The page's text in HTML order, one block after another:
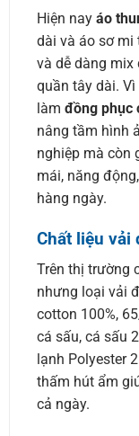
Hiện nay áo
dài và áo sơ mi
và dễ dàng mix
quần tây dài.
làm đồng phục
nâng tầm hình
nghiệp mà còn
mái, năng
hàng ngày.
Chất liệu vải
Trên thị trường
nhưng loại vải
cotton 100%,
cá sấu, cá sấu
lạnh Polyester
thấm hút ẩm
cả ngày.